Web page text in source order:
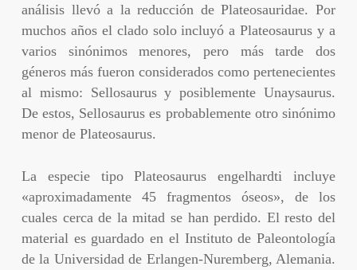
análisis llevó a la reducción de Plateosauridae. Por
muchos años el clado solo incluyó a Plateosaurus y a
varios sinónimos menores, pero más tarde dos
géneros más fueron considerados como pertenecientes
al mismo: Sellosaurus y posiblemente Unaysaurus.
De estos, Sellosaurus es probablemente otro sinónimo
menor de Plateosaurus.
La especie tipo Plateosaurus engelhardti incluye
«aproximadamente 45 fragmentos óseos», de los
cuales cerca de la mitad se han perdido. El resto del
material es guardado en el Instituto de Paleontología
de la Universidad de Erlangen-Nuremberg, Alemania.